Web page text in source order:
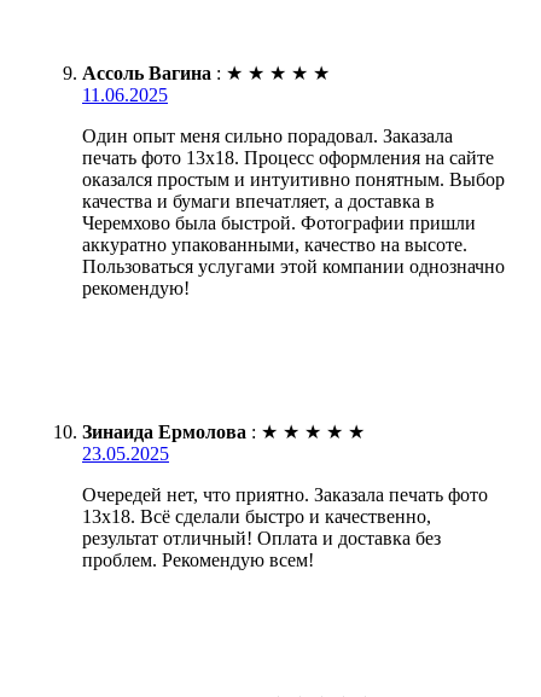
Ассоль Вагина : ★ ★ ★ ★ ★
11.06.2025
Один опыт меня сильно порадовал. Заказала
печать фото 13х18. Процесс оформления на сайте
оказался простым и интуитивно понятным. Выбор
качества и бумаги впечатляет, а доставка в
Черемхово была быстрой. Фотографии пришли
аккуратно упакованными, качество на высоте.
Пользоваться услугами этой компании однозначно
рекомендую!
Зинаида Ермолова : ★ ★ ★ ★ ★
23.05.2025
Очередей нет, что приятно. Заказала печать фото
13х18. Всё сделали быстро и качественно,
результат отличный! Оплата и доставка без
проблем. Рекомендую всем!